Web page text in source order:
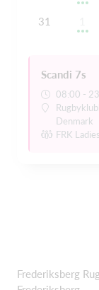
31
Scandi 7s
08:00 -
Denmark
FRK Ladies
Frederiksberg